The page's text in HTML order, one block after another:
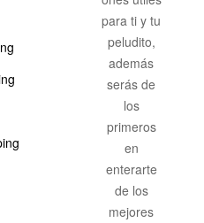
para ti y tu
peludito,
además
serás de
los
primeros
en
enterarte
de los
mejores